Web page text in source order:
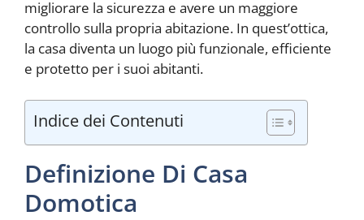
migliorare la sicurezza e avere un maggiore
controllo sulla propria abitazione. In quest’ottica,
la casa diventa un luogo più funzionale, efficiente
e protetto per i suoi abitanti.
Indice dei Contenuti
Definizione Di Casa
Domotica